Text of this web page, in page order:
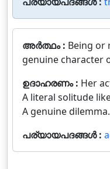
അർത്ഥം : Being or
genuine character
ഉദാഹരണം : Her
A literal solitude
A genuine dilemma.
പര്യായപദങ്ങൾ :